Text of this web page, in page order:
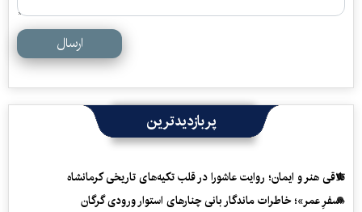
ارسال
پربازدیدترین
تلاقی هنر و ایمان؛ روایت عاشورا در قلب تکیه‌های تاریخی کرمانشاه
«سفرِ عمر»؛ خاطرات ماندگار بانی چنارهای استوار ورودی گرگان